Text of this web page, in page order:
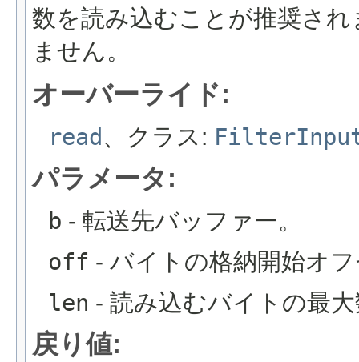
数を読み込むことが推奨さ
ません。
オーバーライド:
read 、クラス:
パラメータ:
b - 転送先バッファー。
off - バイトの格納開始オ
len - 読み込むバイトの最
戻り値: